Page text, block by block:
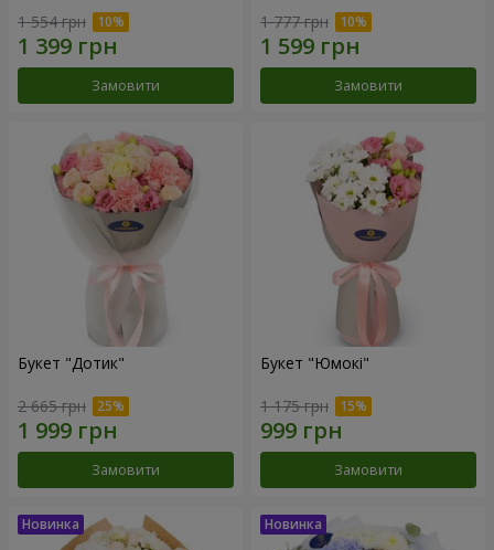
1 554 грн
Замовити
1 777 грн
Замовити
Букет "Дотик"
2 665 грн
Замовити
Букет "Юмокі"
1 175 грн
Замовити